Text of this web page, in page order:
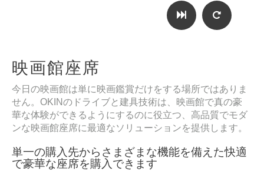
映画館座席
今日の映画館は単に映画鑑賞だけをする場所ではありま
せん。OKINのドライブと建具技術は、映画館で真の豪
華な体験ができるようにするのに役立つ、高品質でモダ
ンな映画館座席に最適なソリューションを提供します。
単一の購入先からさまざまな機能を備えた快適
で豪華な座席を購入できます